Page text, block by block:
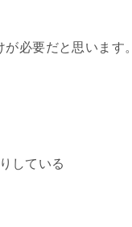
必要だと思います。
している